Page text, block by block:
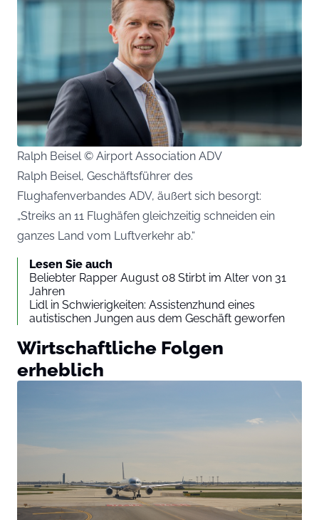
Ralph Beisel © Airport Association ADV
Ralph Beisel, Geschäftsführer des
Flughafenverbandes ADV, äußert sich besorgt:
„Streiks an 11 Flughäfen gleichzeitig schneiden ein
ganzes Land vom Luftverkehr ab.“
Lesen Sie auch
Beliebter Rapper August 08 Stirbt im Alter von 31
Jahren
Lidl in Schwierigkeiten: Assistenzhund eines
autistischen Jungen aus dem Geschäft geworfen
Wirtschaftliche Folgen
erheblich